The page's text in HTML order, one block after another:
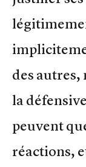
des autres,
la
peuvent
réactions,